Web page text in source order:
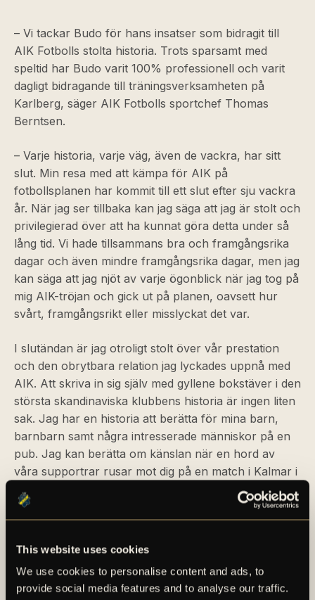
This website uses cookies
We use cookies to personalise content and ads, to
provide social media features and to analyse our traffic.
– Vi tackar Budo för hans insatser som bidragit till
AIK Fotbolls stolta historia. Trots sparsamt med
speltid har Budo varit 100% professionell och varit
dagligt bidragande till träningsverksamheten på
Karlberg, säger AIK Fotbolls sportchef Thomas
Berntsen.
– Varje historia, varje väg, även de vackra, har sitt
slut. Min resa med att kämpa för AIK på
fotbollsplanen har kommit till ett slut efter sju vackra
år. När jag ser tillbaka kan jag säga att jag är stolt och
privilegierad över att ha kunnat göra detta under så
lång tid. Vi hade tillsammans bra och framgångsrika
dagar och även mindre framgångsrika dagar, men jag
kan säga att jag njöt av varje ögonblick när jag tog på
mig AIK-tröjan och gick ut på planen, oavsett hur
svårt, framgångsrikt eller misslyckat det var.
I slutändan är jag otroligt stolt över vår prestation
och den obrytbara relation jag lyckades uppnå med
AIK. Att skriva in sig själv med gyllene bokstäver i den
största skandinaviska klubbens historia är ingen liten
sak. Jag har en historia att berätta för mina barn,
barnbarn samt några intresserade människor på en
pub. Jag kan berätta om känslan när en hord av
våra supportrar rusar mot dig på en match i Kalmar i
november 2018, och när du inte kan komma till fram
till tunneln och de bär dig på sina armar för att ta dig
dig. Eller hur det är att spela Stockholmsderby inför
fullsatta arenor och ha ett fantastiskt derbyfacit när
vara boss i stan den veckan går inte att beskriva med
ord. Eller att spela matchen AIK – Gif Sundsvall 2018